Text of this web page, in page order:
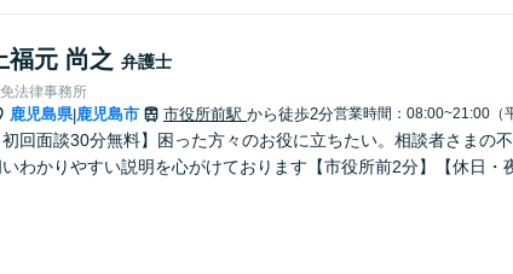
福元 尚之 弁護士
法律事務所
鹿児島県|鹿児島市 市役所前駅 から徒歩2分営業時間：08:00~21:00（
初回面談30分無料】困った方々のお役に立ちたい。相談者さまの
わかりやすい説明を心がけております【市役所前2分】【休日・